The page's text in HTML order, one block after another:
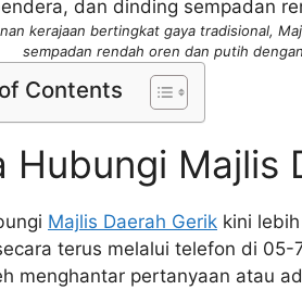
kerajaan bertingkat gaya tradisional,
sempadan rendah oren dan putih
Contents
Hubungi Majlis
Majlis Daerah Gerik kini
terus melalui telefon di
menghantar pertanyaan atau